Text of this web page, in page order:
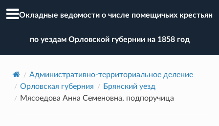
Окладные ведомости о числе помещичьих крестьян
по уездам Орловской губернии на 1858 год
Административно-территориальное деление
Орловская губерния
Брянский уезд
Мясоедова Анна Семеновна, подпоручица